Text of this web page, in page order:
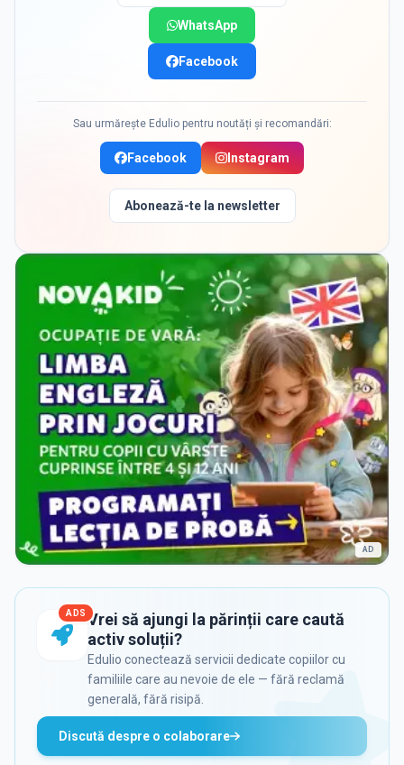
WhatsApp
Facebook
Sau urmărește Edulio pentru noutăți și recomandări:
Facebook Instagram
Abonează-te la newsletter
AD
ADS Vrei să ajungi la părinții care caută
activ soluții?
Edulio conectează servicii dedicate copiilor cu
familiile care au nevoie de ele — fără reclamă
generală, fără risipă.
Discută despre o colaborare